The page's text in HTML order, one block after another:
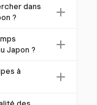
dans
?
doit
y compris
diverses
distance et le
de
Japon ?
avec
à
à distance